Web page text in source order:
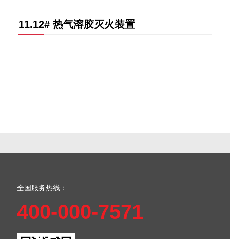
11.12# 热气溶胶灭火装置
全国服务热线：
400-000-7571